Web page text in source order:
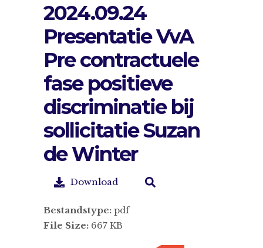
2024.09.24
Presentatie VvA
Pre contractuele
fase positieve
discriminatie bij
sollicitatie Suzan
de Winter
Download
Bestandstype: pdf
File Size: 667 KB